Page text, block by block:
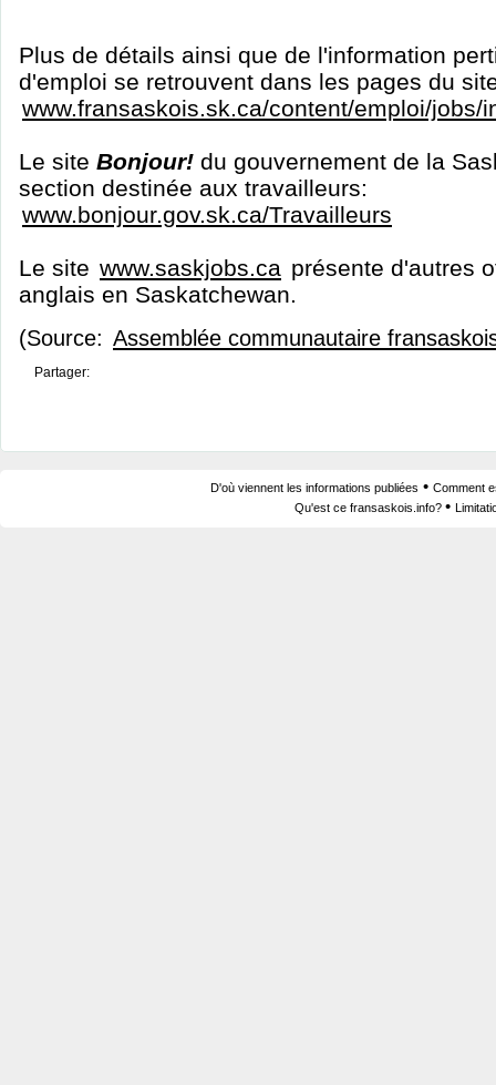
Plus de détails ainsi que de l'information
d'emploi se retrouvent dans les pages du
www.fransaskois.sk.ca/content/emploi/jobs/
Le site Bonjour! du gouvernement de la
section destinée aux travailleurs:
www.bonjour.gov.sk.ca/Travailleurs
Le site www.saskjobs.ca présente d'autres
anglais en Saskatchewan.
(Source: Assemblée communautaire
Partager:
D'où viennent les informations publiées • Comment
Qu'est ce fransaskois.info? •